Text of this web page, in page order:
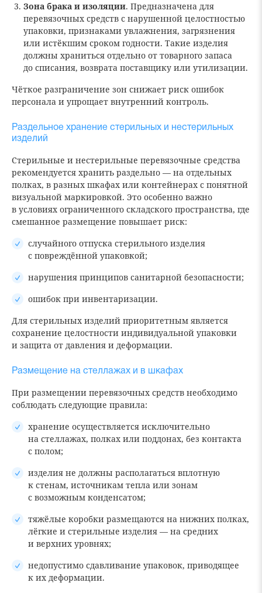
Зона брака и изоляции. Предназначена для
перевязочных средств с нарушенной целостностью
упаковки, признаками увлажнения, загрязнения
или истёкшим сроком годности. Такие изделия
должны храниться отдельно от товарного запаса
до списания, возврата поставщику или утилизации.
Чёткое разграничение зон снижает риск ошибок
персонала и упрощает внутренний контроль.
Раздельное хранение стерильных и нестерильных
изделий
Стерильные и нестерильные перевязочные средства
рекомендуется хранить раздельно — на отдельных
полках, в разных шкафах или контейнерах с понятной
визуальной маркировкой. Это особенно важно
в условиях ограниченного складского пространства, где
смешанное размещение повышает риск:
случайного отпуска стерильного изделия
с повреждённой упаковкой;
нарушения принципов санитарной безопасности;
ошибок при инвентаризации.
Для стерильных изделий приоритетным является
сохранение целостности индивидуальной упаковки
и защита от давления и деформации.
Размещение на стеллажах и в шкафах
При размещении перевязочных средств необходимо
соблюдать следующие правила:
хранение осуществляется исключительно
на стеллажах, полках или поддонах, без контакта
с полом;
изделия не должны располагаться вплотную
к стенам, источникам тепла или зонам
с возможным конденсатом;
тяжёлые коробки размещаются на нижних полках,
лёгкие и стерильные изделия — на средних
и верхних уровнях;
недопустимо сдавливание упаковок, приводящее
к их деформации.